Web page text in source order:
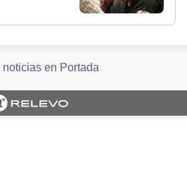
noticias en Portada